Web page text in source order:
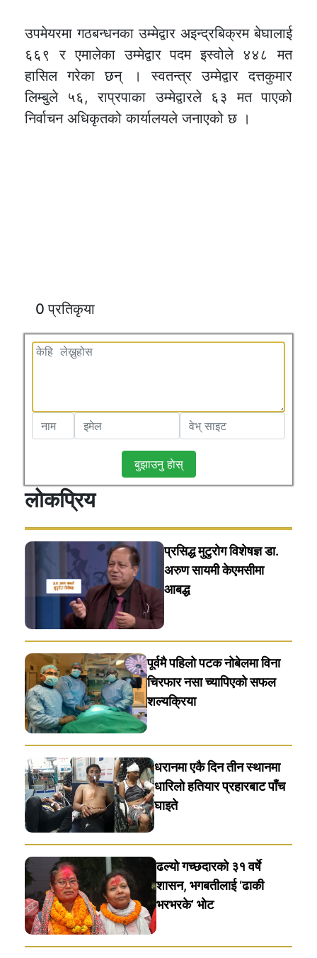
उपमेयरमा गठबन्धनका उम्मेद्वार अइन्द्रबिक्रम बेघालाई
६६९ र एमालेका उम्मेद्वार पदम इस्वोले ४४८ मत
हासिल गरेका छन् । स्वतन्त्र उम्मेद्वार दत्तकुमार
लिम्बुले ५६, राप्रपाका उम्मेद्वारले ६३ मत पाएको
निर्वाचन अधिकृतको कार्यालयले जनाएको छ ।
0 प्रतिकृया
बुझाउनु हाेस्
लोकप्रिय
प्रसिद्ध मुटुरोग विशेषज्ञ डा.
अरुण सायमी केएमसीमा
आबद्ध
पूर्वमै पहिलो पटक नोबेलमा विना
चिरफार नसा च्यापिएको सफल
शल्यक्रिया
धरानमा एकै दिन तीन स्थानमा
धारिलाे हतियार प्रहारबाट पाँच
घाइते
ढल्यो गच्छदारको ३१ वर्षे
शासन, भगबतीलाई ‘ढाकी
भरभरके’ भाेट